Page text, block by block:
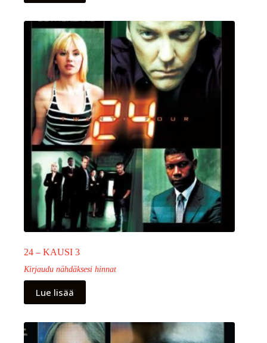
24 – KAUSI 3
Kirjaudu nähdäksesi hinnat
Lue lisää